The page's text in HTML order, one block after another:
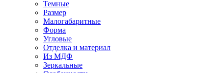
Темные
Размер
Малогабаритные
Форма
Угловые
Отделка и материал
Из МДФ
Зеркальные